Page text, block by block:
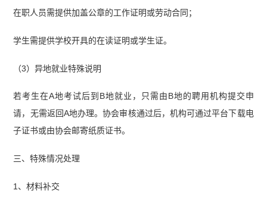
在职人员需提供加盖公章的工作证明或劳动合同；
学生需提供学校开具的在读证明或学生证。
（3）异地就业特殊说明
若考生在A地考试后到B地就业，只需由B地的聘用机构提交申
请，无需返回A地办理。协会审核通过后，机构可通过平台下载电
子证书或由协会邮寄纸质证书。
三、特殊情况处理
1、材料补交